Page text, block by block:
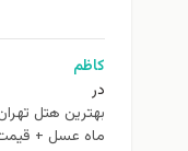
کاظم
در
ماه عسل +